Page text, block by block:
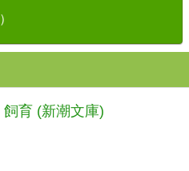
育 (新潮文庫)